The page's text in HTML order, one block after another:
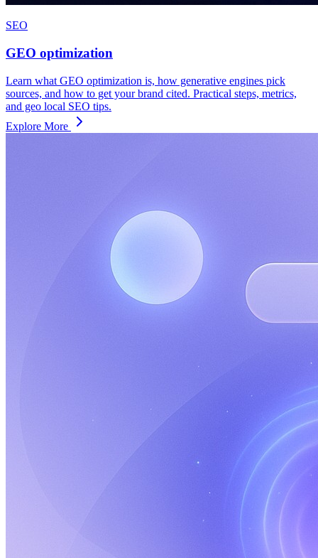
SEO
GEO optimization
Learn what GEO optimization is, how generative engines pick
sources, and how to get your brand cited. Practical steps, metrics,
and geo local SEO tips.
Explore More